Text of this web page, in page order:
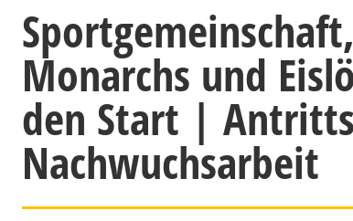
Monarchs und
den Start |
Nachwuchsarbeit